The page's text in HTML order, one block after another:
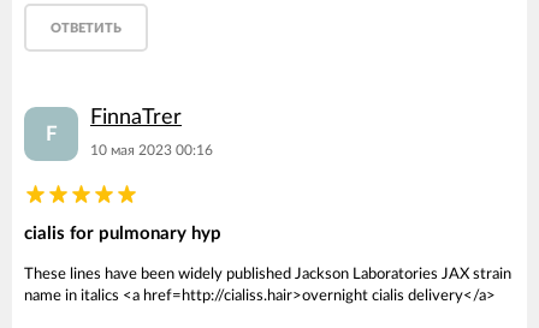
ОТВЕТИТЬ
F
FinnaTrer
10 мая 2023 00:16
cialis for pulmonary hyp
These lines have been widely published Jackson Laboratories JAX strain
name in italics <a href=http://cialiss.hair>overnight cialis delivery</a>